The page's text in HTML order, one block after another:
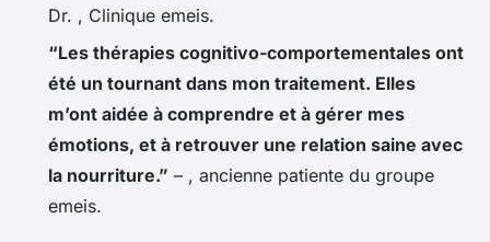
Dr. , Clinique emeis.
“Les thérapies cognitivo-comportementales ont
été un tournant dans mon traitement. Elles
m’ont aidée à comprendre et à gérer mes
émotions, et à retrouver une relation saine avec
la nourriture.” – , ancienne patiente du groupe
emeis.